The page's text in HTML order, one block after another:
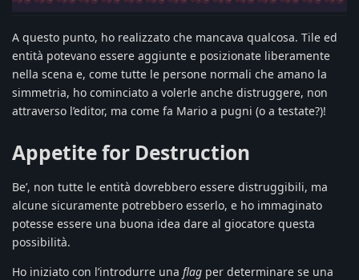
A questo punto, ho realizzato che mancava qualcosa. Tile ed
entità potevano essere aggiunte e posizionate liberamente
nella scena e, come tutte le persone normali che amano la
simmetria, ho cominciato a volerle anche distruggere, non
attraverso l’editor, ma come fa Mario a pugni (o a testate?)!
Appetite for Destruction
Be’, non tutte le entità dovrebbero essere distruggibili, ma
alcune sicuramente potrebbero esserlo, e ho immaginato
potesse essere una buona idea dare al giocatore questa
possibilità.
Ho iniziato con l’introdurre una flag per determinare se una